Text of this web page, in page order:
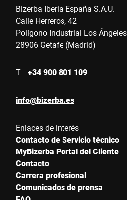
Bizerba Iberia España S.A.U.
Calle Herreros, 42
Polígono Industrial Los Ángeles
28906 Getafe (Madrid)
T +34 900 801 109
info@bizerba.es
Enlaces de interés
Contacto de Servicio técnico
MyBizerba Portal del Cliente
Contacto
Carrera profesional
Comunicados de prensa